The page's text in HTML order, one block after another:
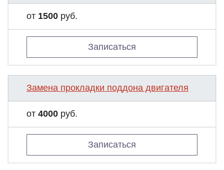
от 1500 руб.
Записаться
Замена прокладки поддона двигателя
от 4000 руб.
Записаться